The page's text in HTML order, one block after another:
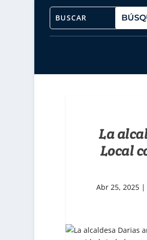
La
Local
Abr 25, 2025|